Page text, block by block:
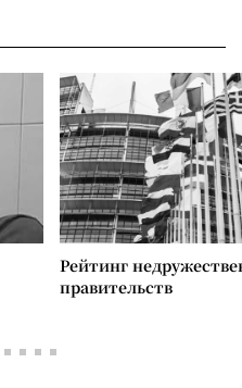
Рейтинг
правительств